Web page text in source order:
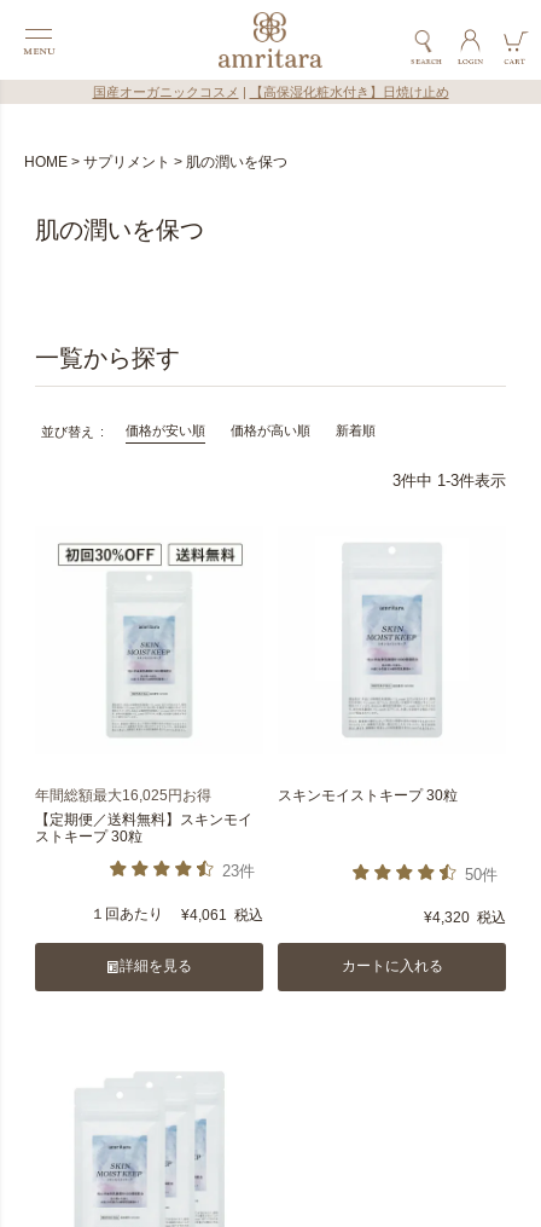
国産オーガニックコスメ 【高保湿化粧水付き】日焼け止め
HOME サプリメント 肌の潤いを保つ
肌の潤いを保つ
並び替え 価格が安い順 価格が高い順 新着順
3件中 1-3件表示
年間総額最大16,025円お得
【定期便／送料無料】スキンモイ
ストキープ 30粒
23件
１回あたり ¥4,061 税込
詳細を見る
スキンモイストキープ 30粒
50件
¥4,320 税込
カートに入れる